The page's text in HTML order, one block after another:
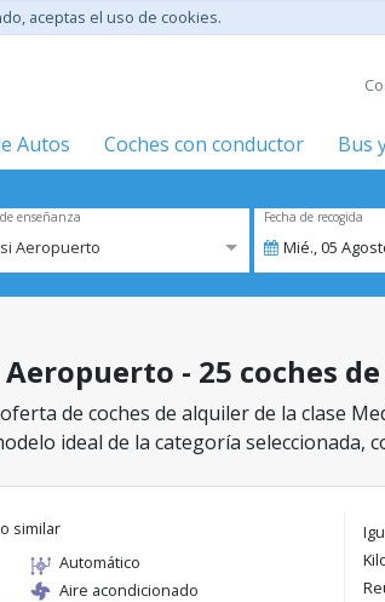
aceptas el uso de cookies.
Autos Coches con conductor Bus
enseñanza
Aeropuerto
Fecha de recogida
Mié.,05
- 25 coches
de coches de alquiler de la clase
ideal de la categoría seleccionada,
o similar
Automático
Aire acondicionado